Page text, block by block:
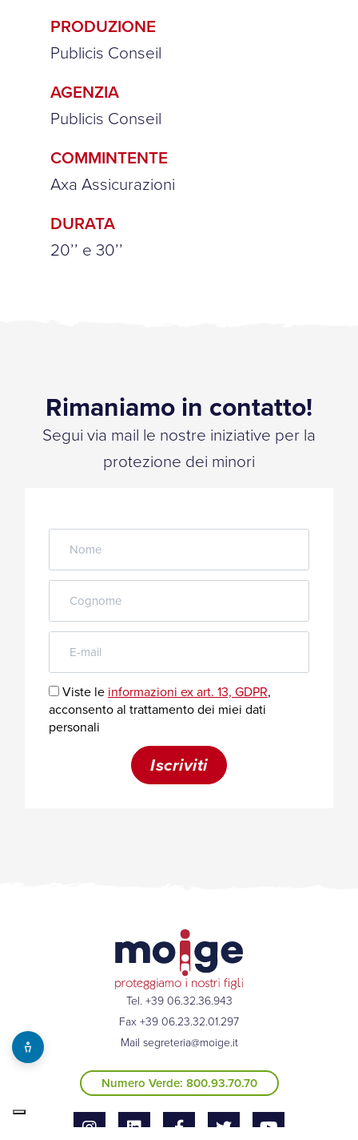
PRODUZIONE
Publicis Conseil
AGENZIA
Publicis Conseil
COMMINTENTE
Axa Assicurazioni
DURATA
20’’ e 30’’
Rimaniamo in contatto!
Segui via mail le nostre iniziative per la
protezione dei minori
Tel. +39 06.32.36.943
Fax +39 06.23.32.01.297
Mail segreteria@moige.it
Numero Verde: 800.93.70.70